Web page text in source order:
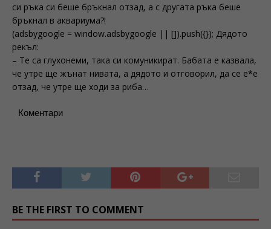
си ръка си беше бръкнал отзад, а с другата ръка беше
бръкнал в аквариума?!
(adsbygoogle = window.adsbygoogle || []).push({}); Дядото
рекъл:
– Те са глухонеми, така си комуникират. Бабата е казвала,
че утре ще жънат нивата, а дядото и отговорил, да се е*е
отзад, че утре ще ходи за риба…
Коментари
BE THE FIRST TO COMMENT